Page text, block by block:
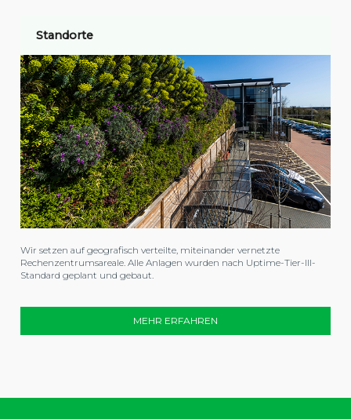
Standorte
Wir setzen auf geografisch verteilte, miteinander vernetzte
Rechenzentrumsareale. Alle Anlagen wurden nach Uptime-Tier-III-
Standard geplant und gebaut.
MEHR ERFAHREN